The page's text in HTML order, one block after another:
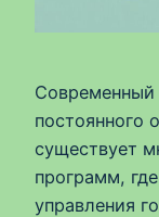
Современный
постоянного
существует
программ,
управления